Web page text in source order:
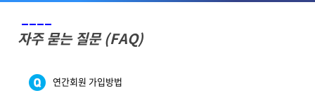
자주 묻는 질문 (FAQ)
연간회원 가입방법